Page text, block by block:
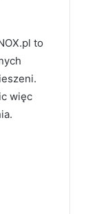
to
więc